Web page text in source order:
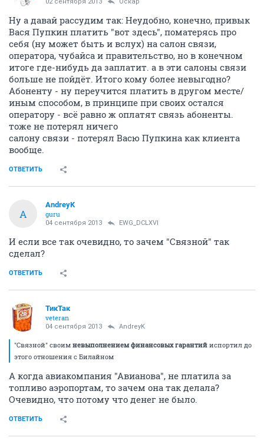
Ну а давай рассудим так: Неудобно, конечно, привык
Вася Пупкин платить "вот здесь", поматерясь про
себя (ну может быть и вслух) на салон связи,
оператора, чубайса и правительство, но в конечном
итоге где-нибудь да заплатит. а в эти салоны связи
больше не пойдёт. Итого кому более невыгодно?
Абоненту - ну переучится платить в другом месте/
иным способом, в принципе при своих остался
оператору - всё равно ж оплатят связь абоненты.
тоже не потерял ничего
салону связи - потерял Васю Пупкина как клиента
вообще.
ОТВЕТИТЬ
A
AndreyK
guru
04 сентября 2013 EWG_DCLXVI
И если все так очевидно, то зачем "Связной" так
сделал?
ОТВЕТИТЬ
ТикТак
veteran
04 сентября 2013 AndreyK
"Связной" своим невыполнением финансовых гарантий испортил до
этого отношения с Билайном
А когда авиакомпания "Авианова", не платила за
топливо аэропортам, то зачем она так делала?
Очевидно, что потому что денег не было.
ОТВЕТИТЬ